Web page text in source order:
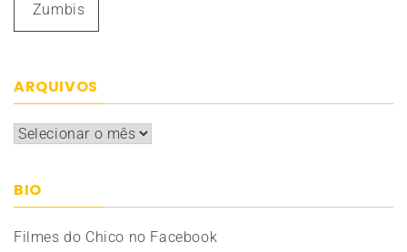
Zumbis
ARQUIVOS
Arquivos
BIO
Filmes do Chico no Facebook